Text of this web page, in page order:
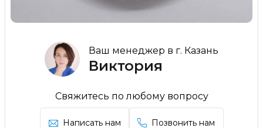
Ваш менеджер в г. Казань
Виктория
Свяжитесь по любому вопросу
Написать нам Позвонить нам